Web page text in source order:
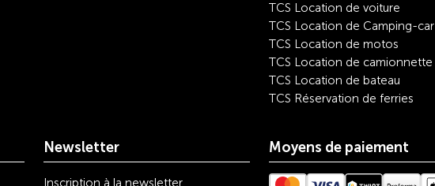
TCS Location de voiture
TCS Location de Camping-car
TCS Location de motos
TCS Location de camionnette
TCS Location de bateau
TCS Réservation de ferries
Newsletter
Inscription à la newsletter
Moyens de paiement